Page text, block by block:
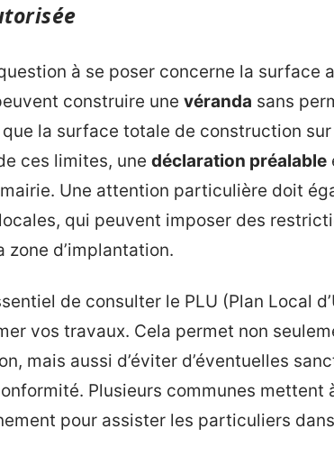
à se poser concerne la surface
construire une véranda sans
la surface totale de construction
ces limites, une déclaration préalable
Une attention particulière doit
qui peuvent imposer des
zone d’implantation.
de consulter le PLU (Plan Local
vos travaux. Cela permet non
mais aussi d’éviter d’éventuelles
Plusieurs communes mettent
pour assister les particuliers